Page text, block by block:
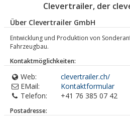
Clevertrailer, der
Über Clevertrailer GmbH
Entwicklung und Produktion von
Fahrzeugbau.
Kontaktmöglichkeiten:
Web:
clevertrailer.ch/
EMail:
Kontaktformular
Telefon:
+41 76 385 07 42
Postadresse: